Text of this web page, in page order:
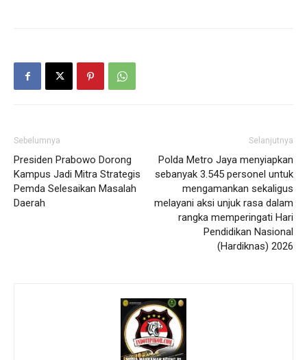
Sebelumnya
Presiden Prabowo Dorong
Kampus Jadi Mitra Strategis
Pemda Selesaikan Masalah
Daerah
Selanjutnya
Polda Metro Jaya menyiapkan
sebanyak 3.545 personel untuk
mengamankan sekaligus
melayani aksi unjuk rasa dalam
rangka memperingati Hari
Pendidikan Nasional
(Hardiknas) 2026